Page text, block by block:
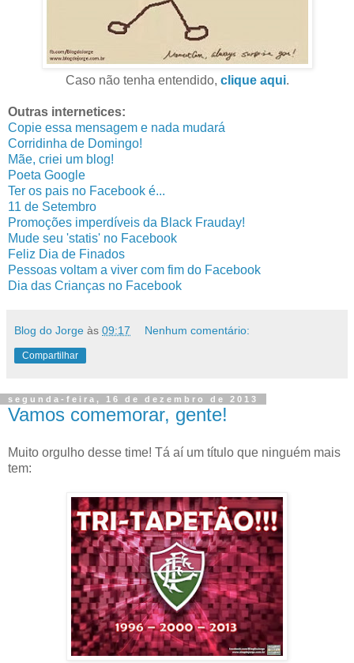
Caso não tenha entendido, clique aqui.
Outras internetices:
Copie essa mensagem e nada mudará
Corridinha de Domingo!
Mãe, criei um blog!
Poeta Google
Ter os pais no Facebook é...
11 de Setembro
Promoções imperdíveis da Black Frauday!
Mude seu 'statis' no Facebook
Feliz Dia de Finados
Pessoas voltam a viver com fim do Facebook
Dia das Crianças no Facebook
Blog do Jorge às 09:17 Nenhum comentário:
Compartilhar
segunda-feira, 16 de dezembro de 2013
Vamos comemorar, gente!
Muito orgulho desse time! Tá aí um título que ninguém mais
tem: